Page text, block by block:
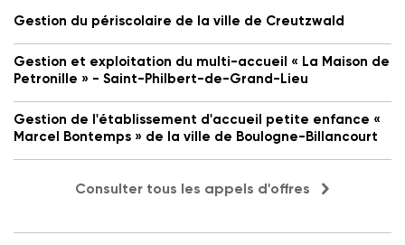
Gestion du périscolaire de la ville de Creutzwald
Gestion et exploitation du multi-accueil « La Maison de
Petronille » - Saint-Philbert-de-Grand-Lieu
Gestion de l'établissement d'accueil petite enfance «
Marcel Bontemps » de la ville de Boulogne-Billancourt
Consulter tous les appels d'offres